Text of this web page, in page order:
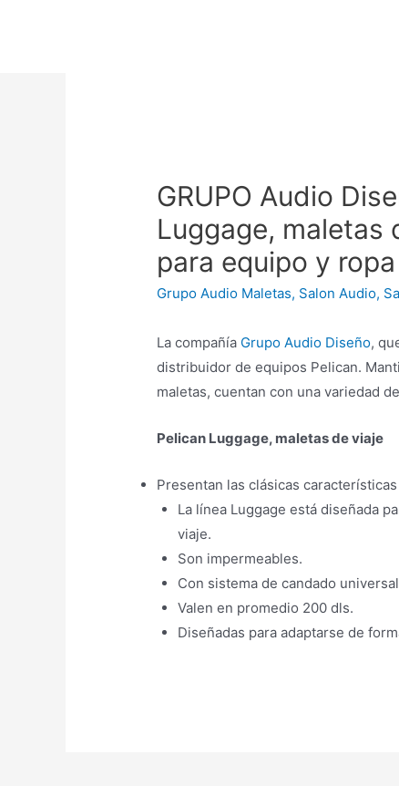
GRUPO Audio
Luggage, maletas
para equipo y ropa
Grupo Audio Maletas, Salon Audio,
La compañía Grupo Audio Diseño,
distribuidor de equipos Pelican.
maletas, cuentan con una variedad
Pelican Luggage, maletas de viaje
Presentan las clásicas
La línea Luggage está diseñada
viaje.
Son impermeables.
Con sistema de candado
Valen en promedio 200 dls.
Diseñadas para adaptarse de